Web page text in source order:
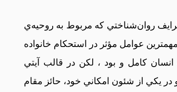
روان‌شناختي که مربوط به روحيه‌ي
عوامل مؤثر در استحکام خانواده
کامل و بود ، لکن در قالب آيتي
در يکي از شئون امکاني خود، حائز مقام